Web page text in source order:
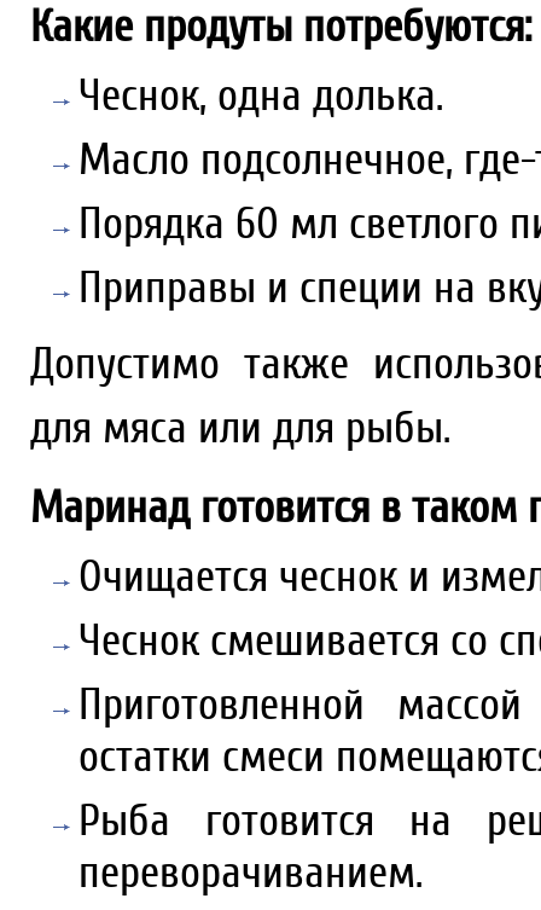
Какие продуты потребуются:
Чеснок, одна долька.
Масло подсолнечное,
Порядка 60 мл светлого
Приправы и специи на
Допустимо также
для мяса или для рыбы.
Маринад готовится в таком
Очищается чеснок и
Чеснок смешивается со
Приготовленной
остатки смеси
Рыба готовится на
переворачиванием.